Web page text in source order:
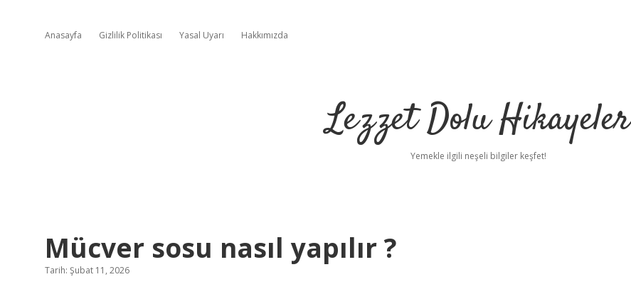
Anasayfa Gizlilik Politikası Yasal Uyarı Hakkımızda
Lezzet Dolu Hikayeler
Yemekle ilgili neşeli bilgiler keşfet!
Mücver sosu nasıl yapılır ?
Tarih: Şubat 11, 2026